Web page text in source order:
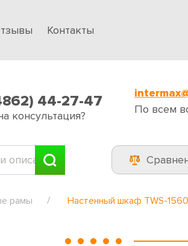
Контакты
44-27-47
консультация?
По всем
рамы Настенный шкаф TWS-